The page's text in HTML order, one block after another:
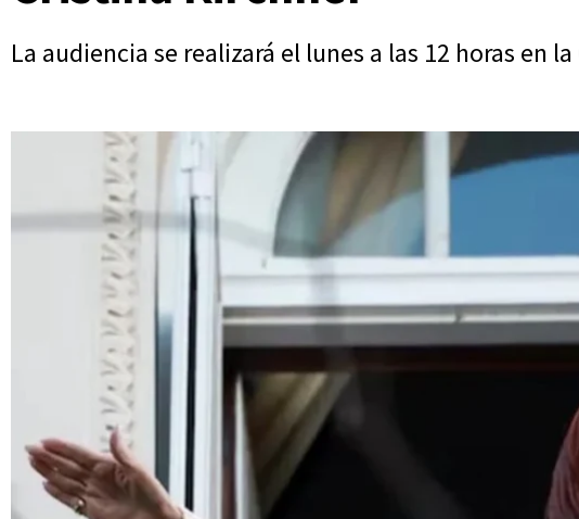
La audiencia se realizará el lunes a las 12 horas en